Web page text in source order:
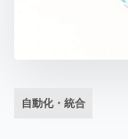
自動化・統合